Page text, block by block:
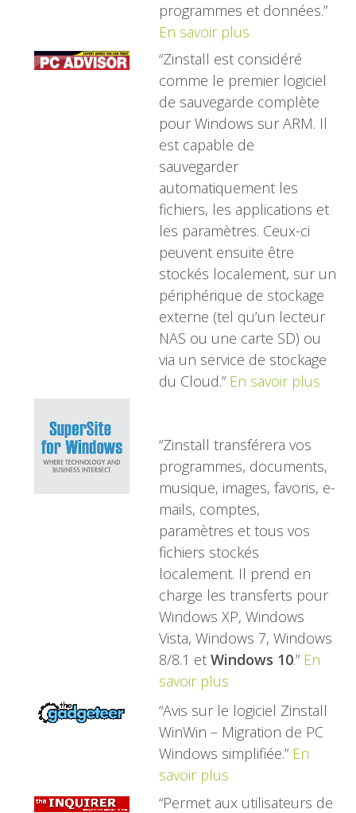
programmes et données.”
En savoir plus
“Zinstall est considéré
comme le premier logiciel
de sauvegarde complète
pour Windows sur ARM. Il
est capable de
sauvegarder
automatiquement les
fichiers, les applications et
les paramètres. Ceux-ci
peuvent ensuite être
stockés localement, sur un
périphérique de stockage
externe (tel qu’un lecteur
NAS ou une carte SD) ou
via un service de stockage
du Cloud.” En savoir plus
“Zinstall transférera vos
programmes, documents,
musique, images, favoris, e-
mails, comptes,
paramètres et tous vos
fichiers stockés
localement. Il prend en
charge les transferts pour
Windows XP, Windows
Vista, Windows 7, Windows
8/8.1 et Windows 10.” En
savoir plus
“Avis sur le logiciel Zinstall
WinWin – Migration de PC
Windows simplifiée.” En
savoir plus
“Permet aux utilisateurs de